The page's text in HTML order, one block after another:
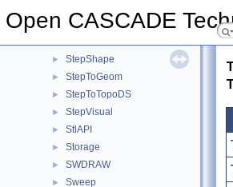
Open CASCADE
StepSelect
► StepShape
► StepToGeom
► StepToTopoDS
► StepVisual
► StlAPI
► Storage
► SWDRAW
► Sweep